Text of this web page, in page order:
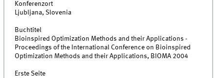
Konferenzort
Ljubljana, Slovenia
Buchtitel
Bioinspired Optimization Methods and their Applications -
Proceedings of the International Conference on Bioinspired
Optimization Methods and their Applications, BIOMA 2004
Erste Seite